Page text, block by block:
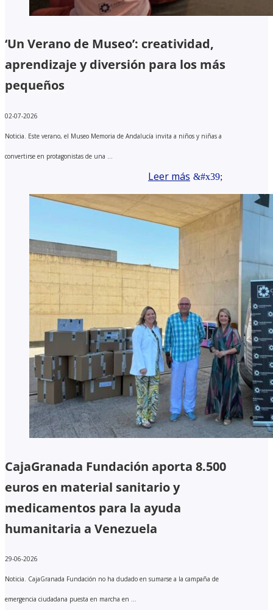
‘Un Verano de Museo’: creatividad,
aprendizaje y diversión para los más
pequeños
02-07-2026
Noticia. Este verano, el Museo Memoria de Andalucía invita a niños y niñas a
convertirse en protagonistas de una ...
Leer más
CajaGranada Fundación aporta 8.500
euros en material sanitario y
medicamentos para la ayuda
humanitaria a Venezuela
29-06-2026
Noticia. CajaGranada Fundación no ha dudado en sumarse a la campaña de
emergencia ciudadana puesta en marcha en ...